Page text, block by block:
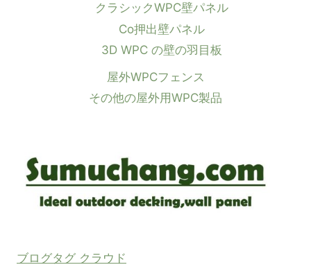
クラシックWPC壁パネル
Co押出壁パネル
3D WPC の壁の羽目板
屋外WPCフェンス
その他の屋外用WPC製品
ブログタグ クラウド